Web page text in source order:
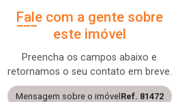
Fale com a gente sobre
este imóvel
Preencha os campos abaixo e
retornamos o seu contato em breve.
Mensagem sobre o imóvel Ref. 81472